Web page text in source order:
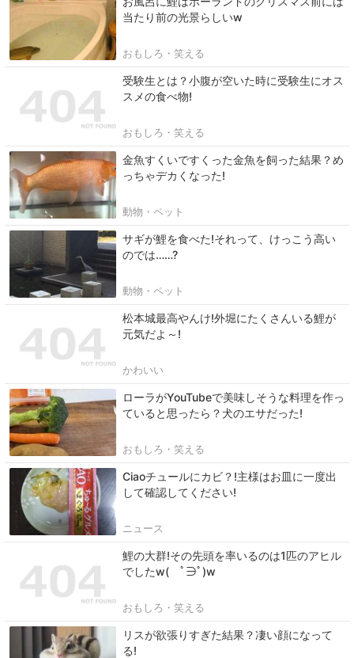
当たり前の光景らしいw
おもしろ・笑える
受験生とは？小腹が空いた時に受験生にオス
スメの食べ物!
おもしろ・笑える
金魚すくいですくった金魚を飼った結果？め
っちゃデカくなった!
動物・ペット
サギが鯉を食べた!それって、けっこう高い
のでは……?
動物・ペット
松本城最高やんけ!外堀にたくさんいる鯉が
元気だよ～!
かわいい
ローラがYouTubeで美味しそうな料理を作っ
ていると思ったら？犬のエサだった!
おもしろ・笑える
Ciaoチュールにカビ？!主様はお皿に一度出
して確認してください!
ニュース
鯉の大群!その先頭を率いるのは1匹のアヒル
でしたw( ﾟ∋ﾟ)w
おもしろ・笑える
リスが欲張りすぎた結果？凄い顔になって
る!